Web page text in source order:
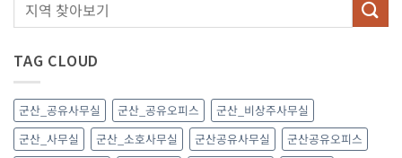
TAG CLOUD
군산_공유사무실 군산_공유오피스
군산_비상주사무실
군산_사무실
군산_소호사무실 군산공유사무실
군산공유오피스